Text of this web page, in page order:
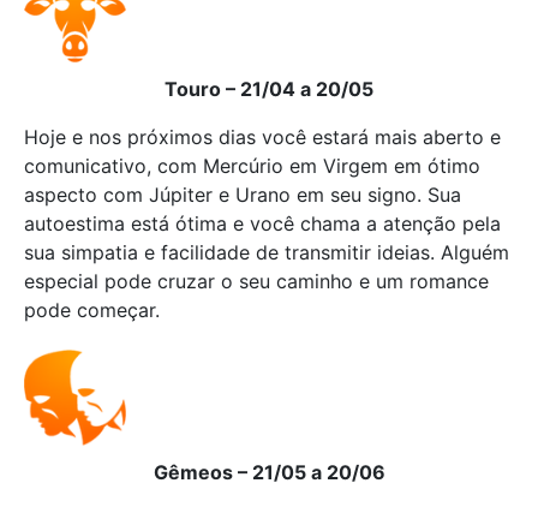
Touro – 21/04 a 20/05
Hoje e nos próximos dias você estará mais aberto e
comunicativo, com Mercúrio em Virgem em ótimo
aspecto com Júpiter e Urano em seu signo. Sua
autoestima está ótima e você chama a atenção pela
sua simpatia e facilidade de transmitir ideias. Alguém
especial pode cruzar o seu caminho e um romance
pode começar.
Gêmeos – 21/05 a 20/06